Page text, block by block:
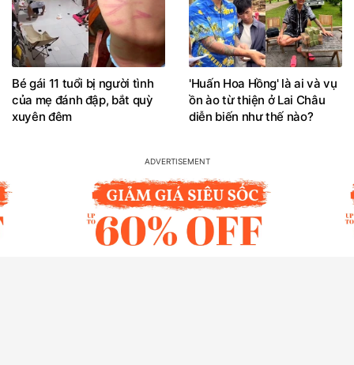
Bé gái 11 tuổi bị người tình
của mẹ đánh đập, bắt quỳ
xuyên đêm
'Huấn Hoa Hồng' là ai và vụ
ồn ào từ thiện ở Lai Châu
diễn biến như thế nào?